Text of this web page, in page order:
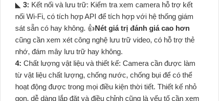
◣ 3: Kết nối và lưu trữ: Kiểm tra xem camera hỗ trợ kết
nối Wi-Fi, có tích hợp API để tích hợp với hệ thống giám
sát sẵn có hay không. 👍Nét giá trị đánh giá cao hơn
cũng cần xem xét công nghệ lưu trữ video, có hỗ trợ thẻ
nhớ, đám mây lưu trữ hay không.
4: Chất lượng vật liệu và thiết kế: Camera cần được làm
từ vật liệu chất lượng, chống nước, chống bụi để có thể
hoạt động được trong mọi điều kiện thời tiết. Thiết kế nhỏ
gọn, dễ dàng lắp đặt và điều chỉnh cũng là yếu tố cần xem